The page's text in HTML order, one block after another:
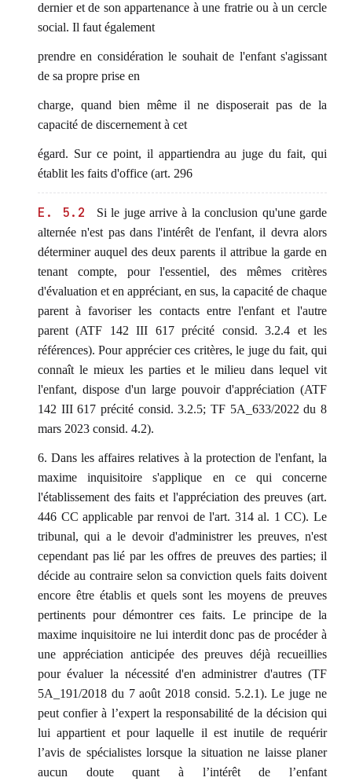
dernier et de son appartenance à une fratrie ou à un cercle
social. Il faut également
prendre en considération le souhait de l'enfant s'agissant
de sa propre prise en
charge, quand bien même il ne disposerait pas de la
capacité de discernement à cet
égard. Sur ce point, il appartiendra au juge du fait, qui
établit les faits d'office (art. 296
E. 5.2
Si le juge arrive à la conclusion qu'une garde
alternée n'est pas dans l'intérêt de l'enfant, il devra alors
déterminer auquel des deux parents il attribue la garde en
tenant compte, pour l'essentiel, des mêmes critères
d'évaluation et en appréciant, en sus, la capacité de chaque
parent à favoriser les contacts entre l'enfant et l'autre
parent (ATF 142 III 617 précité consid. 3.2.4 et les
références). Pour apprécier ces critères, le juge du fait, qui
connaît le mieux les parties et le milieu dans lequel vit
l'enfant, dispose d'un large pouvoir d'appréciation (ATF
142 III 617 précité consid. 3.2.5; TF 5A_633/2022 du 8
mars 2023 consid. 4.2).
6. Dans les affaires relatives à la protection de l'enfant, la
maxime inquisitoire s'applique en ce qui concerne
l'établissement des faits et l'appréciation des preuves (art.
446 CC applicable par renvoi de l'art. 314 al. 1 CC). Le
tribunal, qui a le devoir d'administrer les preuves, n'est
cependant pas lié par les offres de preuves des parties; il
décide au contraire selon sa conviction quels faits doivent
encore être établis et quels sont les moyens de preuves
pertinents pour démontrer ces faits. Le principe de la
maxime inquisitoire ne lui interdit donc pas de procéder à
une appréciation anticipée des preuves déjà recueillies
pour évaluer la nécessité d'en administrer d'autres (TF
5A_191/2018 du 7 août 2018 consid. 5.2.1). Le juge ne
peut confier à l’expert la responsabilité de la décision qui
lui appartient et pour laquelle il est inutile de requérir
l’avis de spécialistes lorsque la situation ne laisse planer
aucun doute quant à l’intérêt de l’enfant